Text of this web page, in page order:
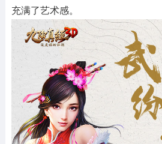
充满了艺术感。